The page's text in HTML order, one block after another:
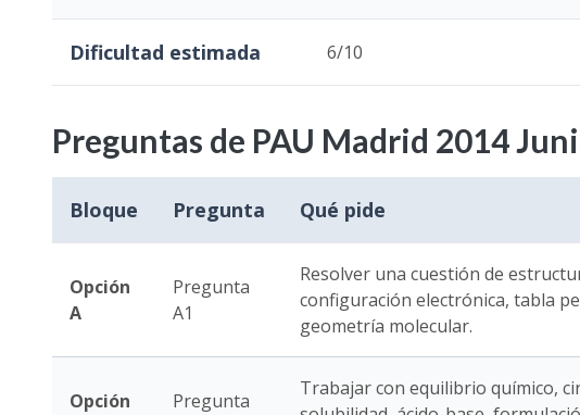
Dificultad estimada 6/10
Preguntas de PAU Madrid 2014
Bloque Pregunta Qué pide
Opción
A
Pregunta
A1
Resolver una cuestión de
configuración electrónica, tabla
geometría molecular.
Opción
Pregunta
Trabajar con equilibrio químico,